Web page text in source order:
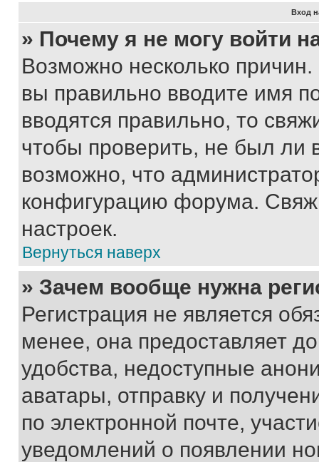
Вход
» Почему я не могу войти
Возможно несколько
вы правильно вводите имя
вводятся правильно, то
чтобы проверить, не был ли
возможно, что
конфигурацию форума.
настроек.
Вернуться наверх
» Зачем вообще нужна
Регистрация не является
менее, она предоставляет
удобства, недоступные
аватары, отправку и
по электронной почте,
уведомлений о появлении